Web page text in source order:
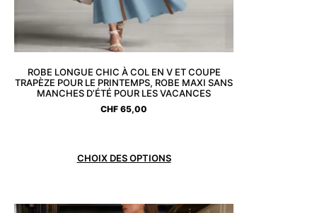
ROBE LONGUE CHIC À COL EN V ET COUPE
TRAPÈZE POUR LE PRINTEMPS, ROBE MAXI SANS
MANCHES D’ÉTÉ POUR LES VACANCES
CHF 65,00
CHOIX DES OPTIONS